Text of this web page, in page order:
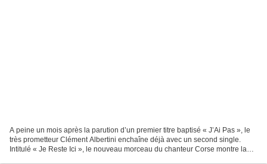
A peine un mois après la parution d’un premier titre baptisé « J’Ai Pas », le
très prometteur Clément Albertini enchaîne déjà avec un second single.
Intitulé « Je Reste Ici », le nouveau morceau du chanteur Corse montre la